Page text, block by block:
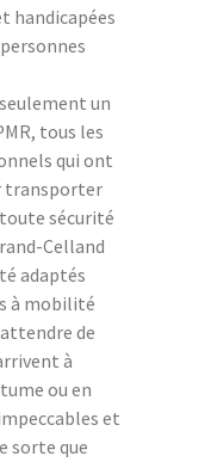
handicapées
un
tous les
qui ont
transporter
sécurité
Celland
adaptés
à mobilité
de
à
ou en
et
sorte que